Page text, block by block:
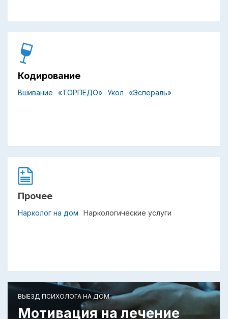
Кодирование
Вшивание «ТОРПЕДО» Укол «Эспераль»
Прочее
Нарколог на дом Наркологические услуги
ВЫЕЗД ПСИХОЛОГА НА ДОМ
Мотивация на лечение